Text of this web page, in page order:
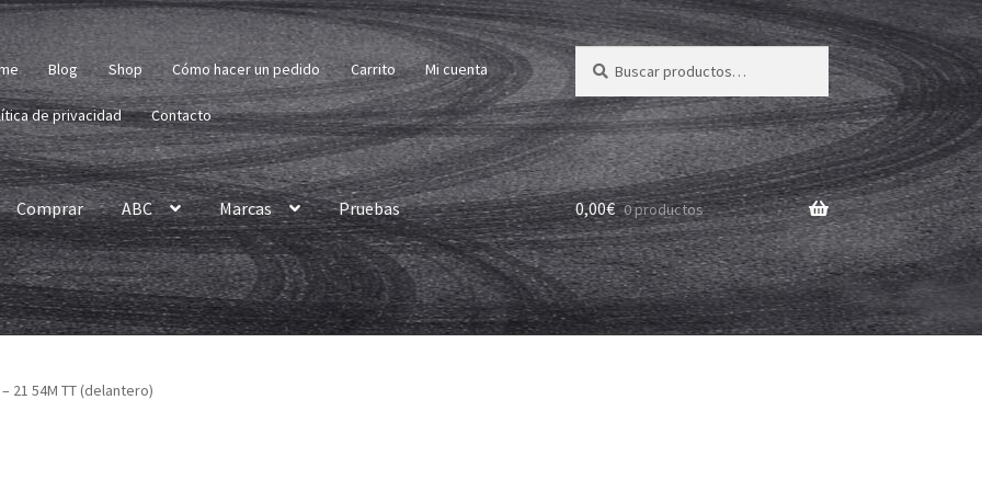
Blog Shop Cómo hacer un pedido Carrito Mi cuenta
de privacidad Contacto
Buscar
por:
Buscar
Comprar ABC Marcas Pruebas 0,00€ 0 productos
21 54M TT (delantero)